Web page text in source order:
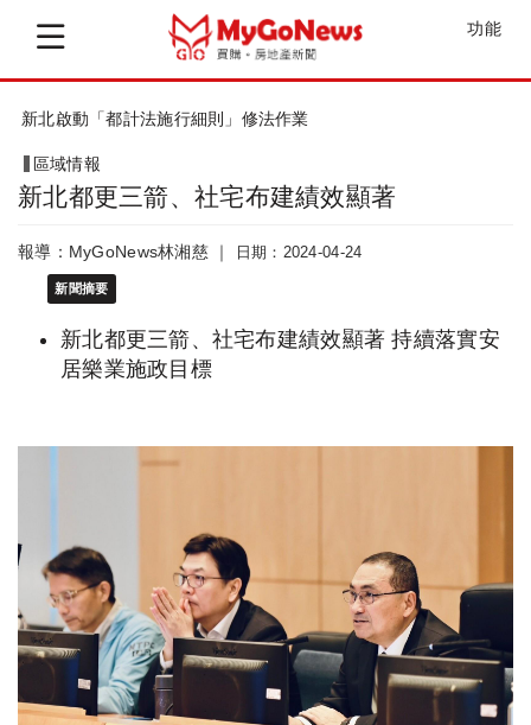
功能
新北啟動「都計法施行細則」修法作業
區域情報
新北都更三箭、社宅布建績效顯著
報導：MyGoNews林湘慈 ｜ 日期：2024-04-24
新聞摘要
新北都更三箭、社宅布建績效顯著 持續落實安
居樂業施政目標